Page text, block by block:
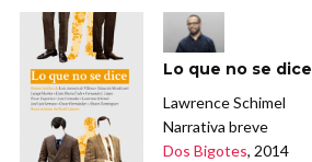
Lo que no se dice
Lawrence Schimel
Narrativa breve
Dos Bigotes, 2014